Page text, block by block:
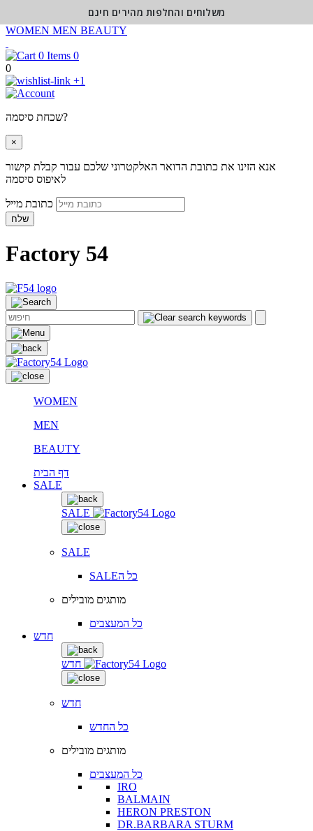
WOMEN MEN BEAUTY
0
0
+1
שכחת סיסמה?
×
אנא הזינו את כתובת הדואר האלקטרוני שלכם עבור קבלת קישור
לאיפוס סיסמה
שלח
Factory 54
WOMEN
MEN
BEAUTY
דף הבית
SALE
SALE
SALE
SALEכל ה
מותגים מובילים
כל המעצבים
חדש
חדש
חדש
כל החדש
מותגים מובילים
כל המעצבים
IRO
BALMAIN
HERON PRESTON
DR.BARBARA STURM
משלוחים והחלפות מהירים חינם